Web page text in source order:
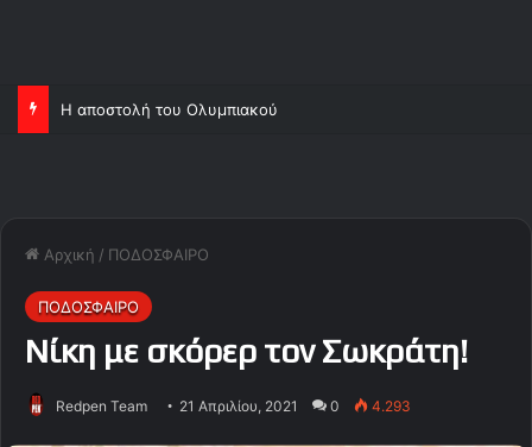
Η αποστολή του Ολυμπιακού
Αρχική / ΠΟΔΟΣΦΑΙΡΟ
ΠΟΔΟΣΦΑΙΡΟ
Νίκη με σκόρερ τον Σωκράτη!
Redpen Team 21 Απριλίου, 2021 0 4.293